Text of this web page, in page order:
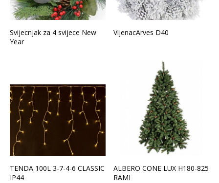
Svijecnjak za 4 svijece New
Year
VijenacArves D40
TENDA 100L 3-7-4-6 CLASSIC
IP44
ALBERO CONE LUX H180-825
RAMI